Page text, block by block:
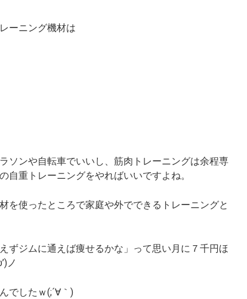
ーニング機材は
ソンや自転車でいいし、筋肉トレーニングは余程専
自重トレーニングをやればいいですよね。
を使ったところで家庭や外でできるトレーニングと
ずジムに通えば痩せるかな」って思い月に７千円ほ
ノ
でしたｗ(;´∀｀)